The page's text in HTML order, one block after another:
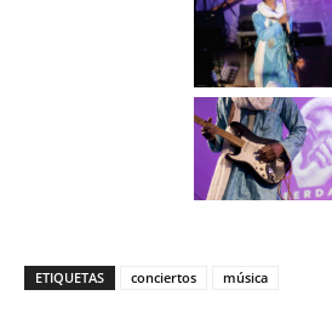
ETIQUETAS conciertos música